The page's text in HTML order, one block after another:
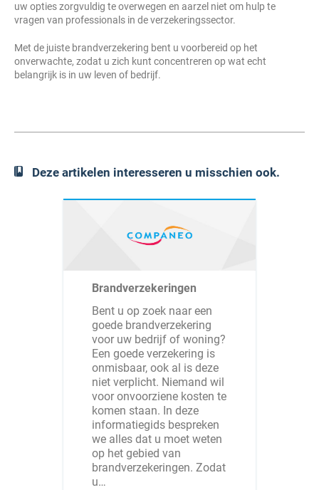
uw opties zorgvuldig te overwegen en aarzel niet om hulp te
vragen van professionals in de verzekeringssector.
Met de juiste brandverzekering bent u voorbereid op het
onverwachte, zodat u zich kunt concentreren op wat echt
belangrijk is in uw leven of bedrijf.
Deze artikelen interesseren u misschien ook.
Brandverzekeringen
Bent u op zoek naar een
goede brandverzekering
voor uw bedrijf of woning?
Een goede verzekering is
onmisbaar, ook al is deze
niet verplicht. Niemand wil
voor onvoorziene kosten te
komen staan. In deze
informatiegids bespreken
we alles dat u moet weten
op het gebied van
brandverzekeringen. Zodat
u…